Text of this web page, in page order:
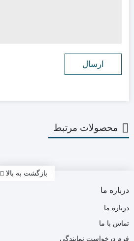
محصولات مرتبط
بازگشت به بالا
درباره ما
درباره ما
تماس با ما
فرم درخواست نمایندگی